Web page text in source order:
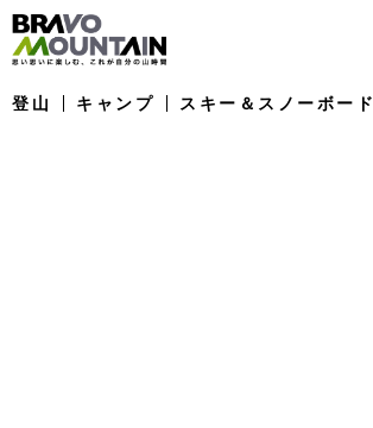
登山 キャンプ スキー＆スノーボード